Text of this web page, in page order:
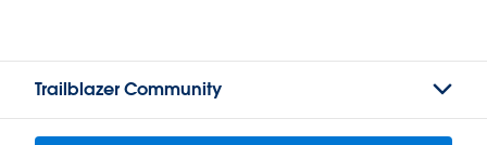
Trailblazer Community